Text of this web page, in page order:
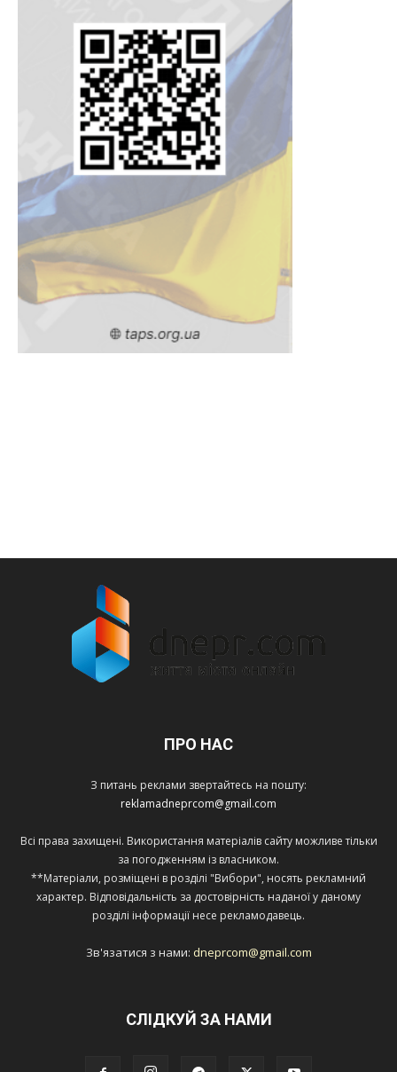
ПРО НАС
З питань реклами звертайтесь на пошту:
reklamadneprcom@gmail.com
Всі права захищені. Використання матеріалів сайту можливе тільки
за погодженням із власником.
**Матеріали, розміщені в розділі "Вибори", носять рекламний
характер. Відповідальність за достовірність наданої у даному
розділі інформації несе рекламодавець.
Зв'язатися з нами: dneprcom@gmail.com
СЛІДКУЙ ЗА НАМИ